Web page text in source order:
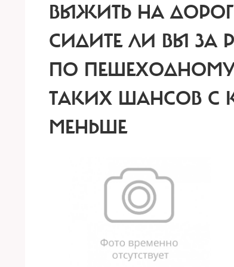
ВЫЖИТЬ НА
СИДИТЕ ЛИ ВЫ ЗА
ПО ПЕШЕХОДНОМУ
ТАКИХ ШАНСОВ С
МЕНЬШЕ